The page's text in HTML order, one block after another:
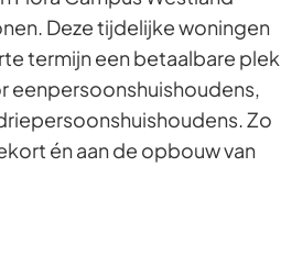
Deze tijdelijke woningen
termijn een betaalbare
eenpersoonshuishoudens,
Zo
én aan de opbouw van